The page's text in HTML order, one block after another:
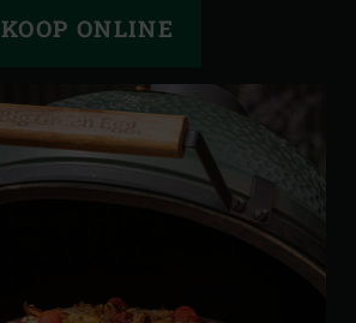
KOOP ONLINE